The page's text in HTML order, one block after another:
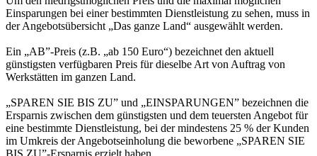
Einsparungen bei einer bestimmten Dienstleistung zu sehen, muss in
der Angebotsübersicht „Das ganze Land“ ausgewählt werden.
Ein „AB”-Preis (z.B. „ab 150 Euro“) bezeichnet den aktuell
günstigsten verfügbaren Preis für dieselbe Art von Auftrag von
Werkstätten im ganzen Land.
„SPAREN SIE BIS ZU” und „EINSPARUNGEN” bezeichnen die
Ersparnis zwischen dem günstigsten und dem teuersten Angebot für
eine bestimmte Dienstleistung, bei der mindestens 25 % der Kunden
im Umkreis der Angebotseinholung die beworbene „SPAREN SIE
BIS ZU”-Ersparnis erzielt haben.